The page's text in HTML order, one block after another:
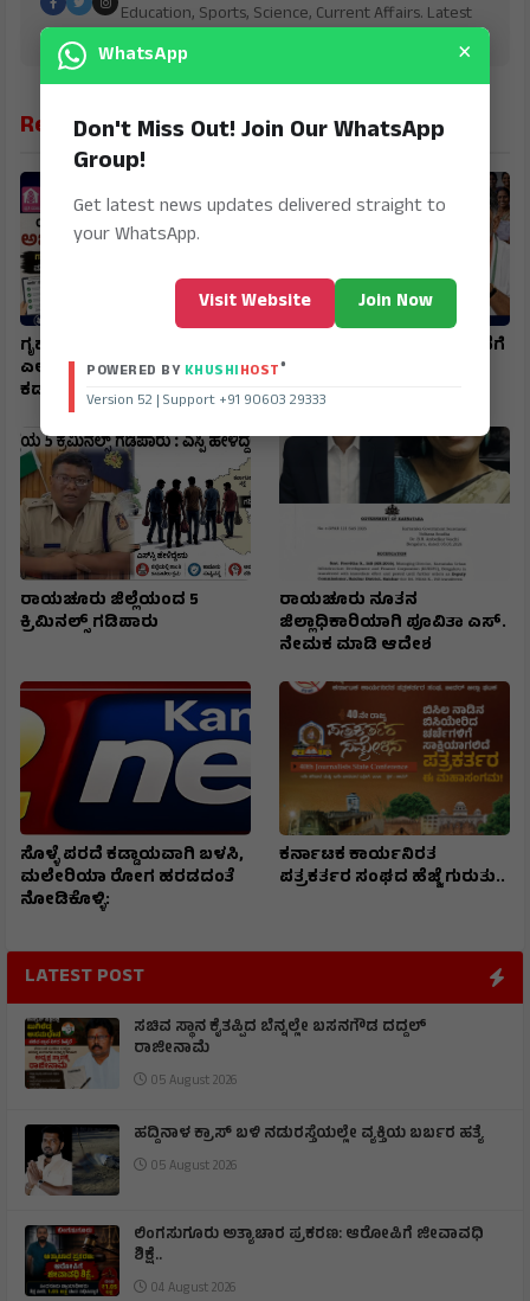
Education, Sports, Science, Current Affairs. Latest
Related News
ಗೃಹಲಕ್ಷ್ಮಿ, ಗೃಹಜ್ಯೋತಿ ಯೋಜನೆಗೆ
ಎಲ್ಲರೂ ಮತ್ತೆ ಅರ್ಜಿ ಸಲ್ಲಿಕೆ
ಕಡ್ಡಾಯ..!
ಗೃಹಲಕ್ಷ್ಮಿ, ಗೃಹಜ್ಯೋತಿ ಯೋಜನೆಗೆ
ಎಲ್ಲರೂ ಮತ್ತೆ ಅರ್ಜಿ ಸಲ್ಲಿಕೆ
ಕಡ್ಡಾಯ..!
ರಾಯಚೂರು ಜಿಲ್ಲೆಯಂದ 5
ಕ್ರಿಮಿನಲ್ಸ್ ಗಡಿಪಾರು
ರಾಯಚೂರು ನೂತನ
ಜಿಲ್ಲಾಧಿಕಾರಿಯಾಗಿ ಪೂವಿತಾ ಎಸ್.
ನೇಮಕ ಮಾಡಿ ಆದೇಶ
ಸೊಳ್ಳೆ ಪರದೆ ಕಡ್ಡಾಯವಾಗಿ ಬಳಸಿ,
ಮಲೇರಿಯಾ ರೋಗ ಹರಡದಂತೆ
ನೋಡಿಕೊಳ್ಳಿ:
ಕರ್ನಾಟಕ ಕಾರ್ಯನಿರತ
ಪತ್ರಕರ್ತರ ಸಂಘದ ಹೆಜ್ಜೆ ಗುರುತು..
LATEST POST
ಸಚಿವ ಸ್ಥಾನ ಕೈತಪ್ಪಿದ ಬೆನ್ನಲ್ಲೇ ಬಸನಗೌಡ ದದ್ದಲ್
ರಾಜೀನಾಮೆ
05 August 2026
ಹದ್ದಿನಾಳ ಕ್ರಾಸ್ ಬಳಿ ನಡುರಸ್ತೆಯಲ್ಲೇ ವ್ಯಕ್ತಿಯ ಬರ್ಬರ ಹತ್ಯೆ
05 August 2026
ಲಿಂಗಸುಗೂರು ಅತ್ಯಾಚಾರ ಪ್ರಕರಣ: ಆರೋಪಿಗೆ ಜೀವಾವಧಿ
ಶಿಕ್ಷೆ..
04 August 2026
WhatsApp ×
Don't Miss Out! Join Our WhatsApp
Group!
Get latest news updates delivered straight to
your WhatsApp.
Visit Website Join Now
POWERED BY KHUSHIHOST®
Version 52 | Support +91 90603 29333